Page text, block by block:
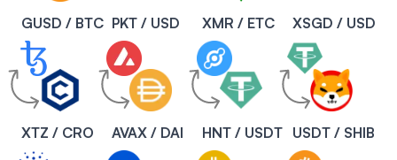
GUSD / BTC PKT / USD XMR / ETC XSGD / USD
XTZ / CRO AVAX / DAI HNT / USDT USDT / SHIB